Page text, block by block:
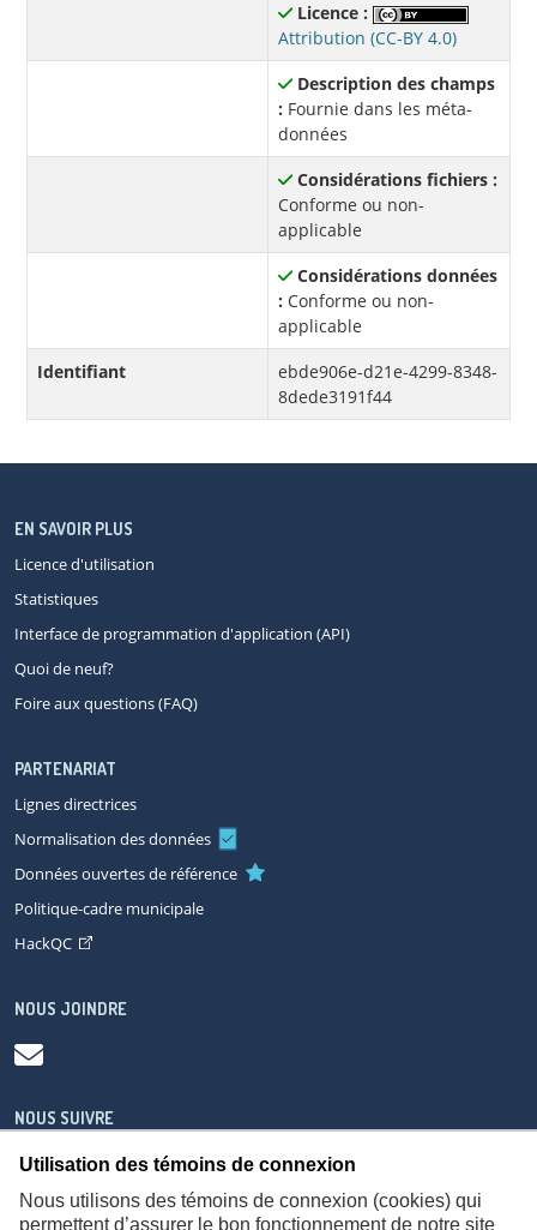
Licence :
Attribution (CC-BY 4.0)
Description des champs
: Fournie dans les méta-
données
Considérations fichiers :
Conforme ou non-
applicable
Considérations données
: Conforme ou non-
applicable
Identifiant
ebde906e-d21e-4299-8348-
8dede3191f44
Utilisation des témoins de connexion
Nous utilisons des témoins de connexion (cookies) qui
permettent d’assurer le bon fonctionnement de notre site
EN SAVOIR PLUS
Licence d'utilisation
Statistiques
Interface de programmation d'application (API)
Quoi de neuf?
Foire aux questions (FAQ)
PARTENARIAT
Lignes directrices
Normalisation des données
Données ouvertes de référence
Politique-cadre municipale
HackQC
NOUS JOINDRE
NOUS SUIVRE